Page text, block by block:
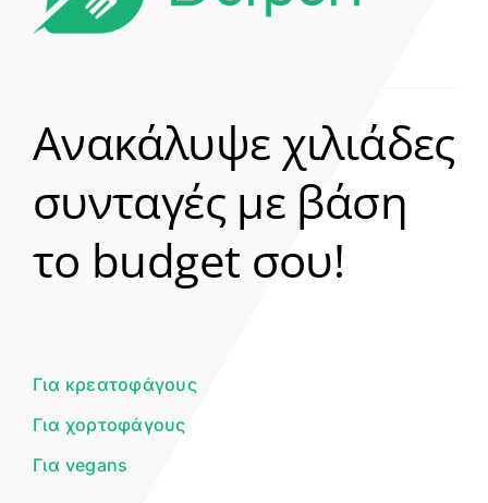
Ανακάλυψε χιλιάδες
συνταγές με βάση
το budget σου!
Για κρεατοφάγους
Για χορτοφάγους
Για vegans